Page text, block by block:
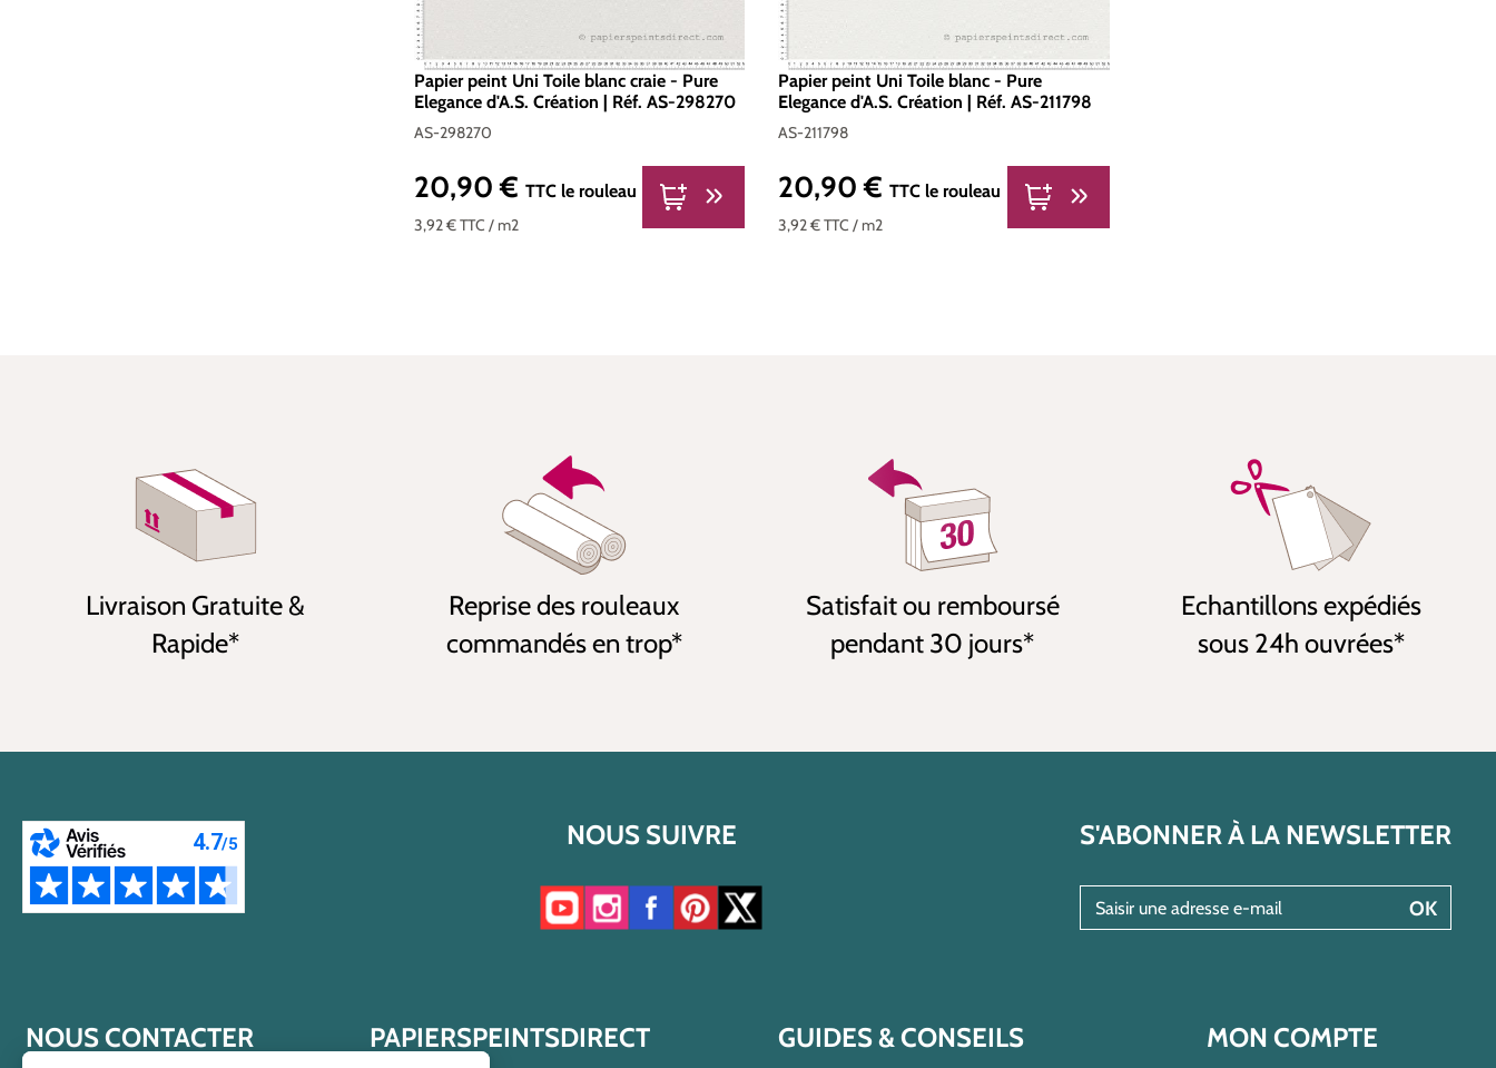
Papier peint Uni Toile blanc craie - Pure
Elegance d'A.S. Création | Réf. AS-298270
AS-298270
3,92 €TTC / m2
Prix régulier :
20,90 € TTC le rouleau
Papier peint Uni Toile blanc - Pure
Elegance d'A.S. Création | Réf. AS-211798
AS-211798
3,92 €TTC/ m2
Prix régulier :
20,90 €TTC le rouleau
Livraison Gratuite &
Rapide*
Reprise des rouleaux
commandés en trop*
Satisfait ou remboursé
pendant 30 jours*
Echantillons expédiés
sous 24h ouvrées*
NOUS SUIVRE
Accéder à notre chaîne YouTube
Accéder à notre compte Instagram
Accéder à notre page Facebook
Accéder à notre compte Pinterest
Accéder à notre compte Twitter/X
S'ABONNER À LA NEWSLETTER
OK
NOUS CONTACTER PAPIERSPEINTSDIRECT GUIDES & CONSEILS MON COMPTE